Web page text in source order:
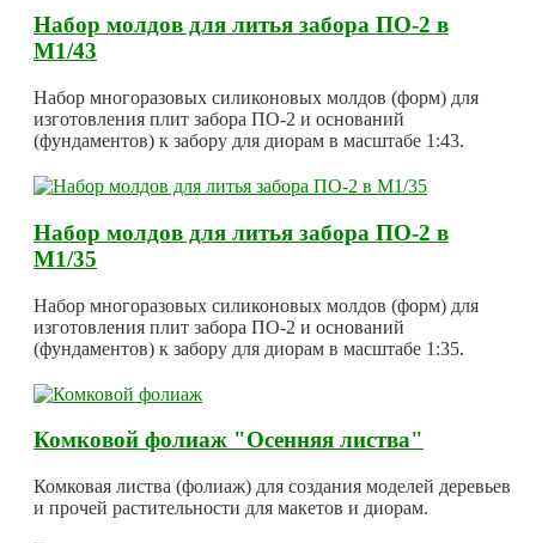
Набор молдов для литья забора ПО-2 в
М1/43
Набор многоразовых силиконовых молдов (форм) для
изготовления плит забора ПО-2 и оснований
(фундаментов) к забору для диорам в масштабе 1:43.
Набор молдов для литья забора ПО-2 в
М1/35
Набор многоразовых силиконовых молдов (форм) для
изготовления плит забора ПО-2 и оснований
(фундаментов) к забору для диорам в масштабе 1:35.
Комковой фолиаж "Осенняя листва"
Комковая листва (фолиаж) для создания моделей деревьев
и прочей растительности для макетов и диорам.